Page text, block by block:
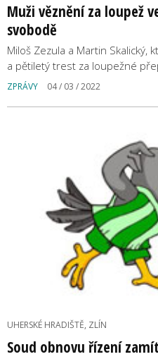
Muži věznění za loupež
svobodě
Miloš Zezula a Martin Skalický,
a pětiletý trest za loupežné
ZPRÁVY 04 / 03 / 2022
UHERSKÉ HRADIŠTĚ, ZLÍN
Soud obnovu řízení